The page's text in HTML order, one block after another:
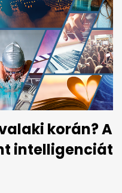
korán? A
intelligenciát